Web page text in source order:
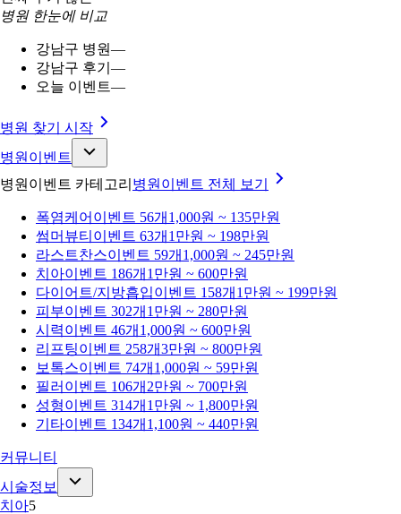
병원 한눈에 비교
강남구 병원—
강남구 후기 —
오늘 이벤트—
병원 찾기 시작
병원이벤트
병원이벤트 카테고리 병원이벤트 전체 보기
폭염케어 이벤트 56개 1,000원 ~ 135만원
썸머뷰티 이벤트 63개 1만원 ~ 198만원
라스트찬스이벤트 59개 1,000원 ~ 245만원
치아이벤트 186개 1만원 ~ 600만원
다이어트/지방흡입이벤트 158개 1만원 ~ 199만원
피부이벤트 302개 1만원 ~ 280만원
시력이벤트 46개 1,000원 ~ 600만원
리프팅이벤트 258개3만원 ~ 800만원
보톡스이벤트 74개 1,000원 ~ 59만원
필러 이벤트 106개 2만원 ~ 700만원
성형이벤트 314개 1만원 ~ 1,800만원
기타이벤트 134개 1,100원 ~ 440만원
커뮤니티
시술정보
치아5